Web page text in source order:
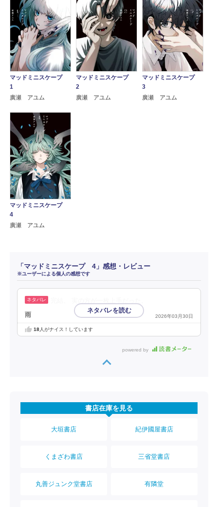
マッドミニスケープ
1
廣瀬 アユム
マッドミニスケープ
2
廣瀬 アユム
マッドミニスケープ
3
廣瀬 アユム
マッドミニスケープ
4
廣瀬 アユム
「マッドミニスケープ 4」感想・レビュー
※ユーザーによる個人の感想です
雨 2026年03月30日
18人がナイス！しています
powered by
書店在庫を見る
大垣書店 紀伊國屋書店
くまざわ書店 三省堂書店
丸善ジュンク堂書店 有隣堂